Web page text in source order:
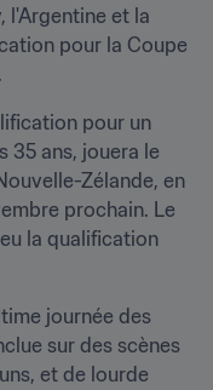
l'Argentine et la
pour la Coupe
pour un
35 ans, jouera le
Zélande, en
prochain. Le
la qualification
journée des
sur des scènes
et de lourde